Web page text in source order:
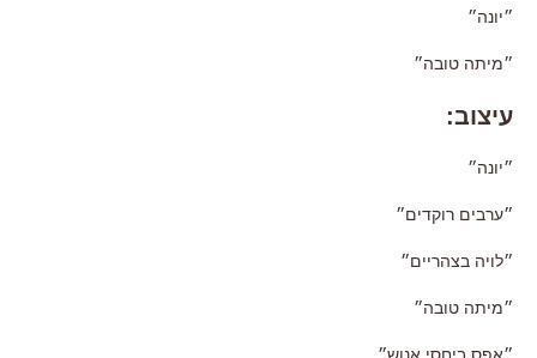
״יונה״
״מיתה טובה״
עיצוב:
״יונה״
״ערבים רוקדים״
״לויה בצהריים״
״מיתה טובה״
״אפס ביחסי אנוש״